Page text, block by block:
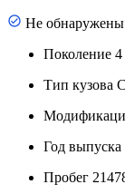
Не обнаружены
Поколение 4
Тип кузова
Год выпуска
Пробег